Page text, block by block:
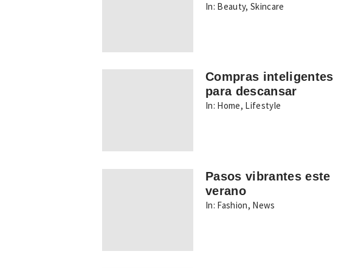
In: Beauty,Skincare
Compras inteligentes
para descansar
In: Home, Lifestyle
Pasos vibrantes este
verano
In: Fashion, News